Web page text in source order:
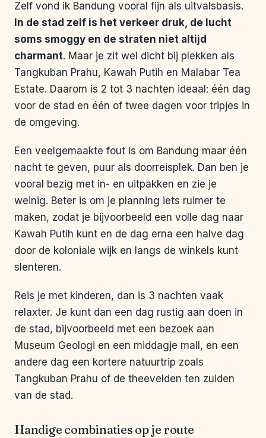
Zelf vond ik Bandung vooral fijn als uitvalsbasis.
In de stad zelf is het verkeer druk, de lucht
soms smoggy en de straten niet altijd
charmant. Maar je zit wel dicht bij plekken als
Tangkuban Prahu, Kawah Putih en Malabar Tea
Estate. Daarom is 2 tot 3 nachten ideaal: één dag
voor de stad en één of twee dagen voor tripjes in
de omgeving.
Een veelgemaakte fout is om Bandung maar één
nacht te geven, puur als doorreisplek. Dan ben je
vooral bezig met in- en uitpakken en zie je
weinig. Beter is om je planning iets ruimer te
maken, zodat je bijvoorbeeld een volle dag naar
Kawah Putih kunt en de dag erna een halve dag
door de koloniale wijk en langs de winkels kunt
slenteren.
Reis je met kinderen, dan is 3 nachten vaak
relaxter. Je kunt dan een dag rustig aan doen in
de stad, bijvoorbeeld met een bezoek aan
Museum Geologi en een middagje mall, en een
andere dag een kortere natuurtrip zoals
Tangkuban Prahu of de theevelden ten zuiden
van de stad.
Handige combinaties op je route